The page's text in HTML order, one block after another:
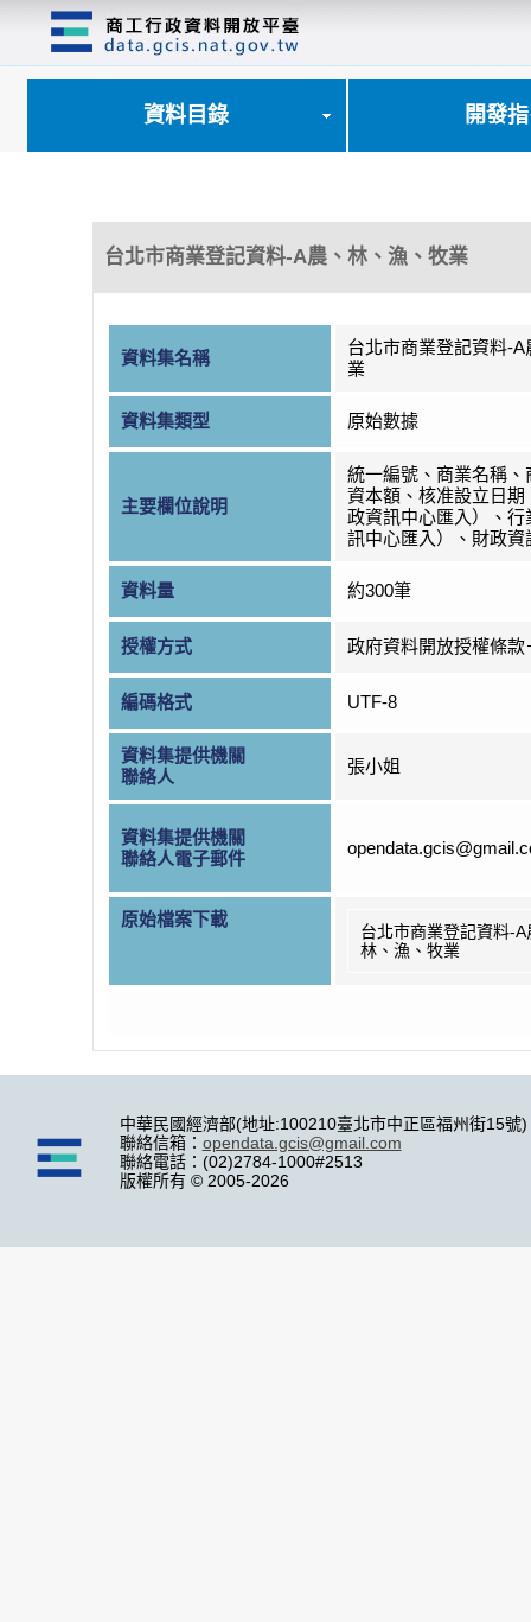
資料目錄 開發
台北市商業登記資料-A農、林、漁、牧業
資料集名稱
台北市商業登記資料-
業
資料集類型 原始數據
主要欄位說明
統一編號、商業名稱、
資本額、核准設立日期
政資訊中心匯入）、行
訊中心匯入）、財政資
資料量 約300筆
授權方式 政府資料開放授權條款
編碼格式 UTF-8
資料集提供機關
聯絡人
張小姐
資料集提供機關
聯絡人電子郵件
原始檔案下載
台北市商業登記資料-A
林、漁、牧業
中華民國經濟部(地址:100210臺北市中正區福州街15號)
聯絡信箱： opendata.gcis@gmail.com
聯絡電話：(02)2784-1000#2513
版權所有 © 2005-2026